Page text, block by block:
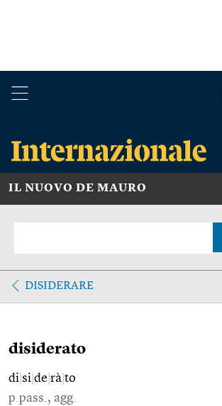
IL NUOVO DE MAURO
DISIDERARE
disiderato
di si de rà to
p.pass., agg.